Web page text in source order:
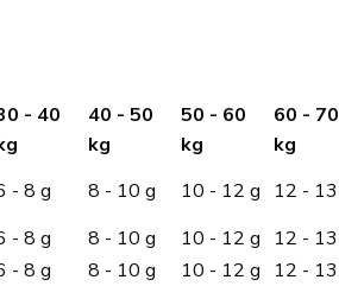
- 40
40 - 50
kg
50 - 60
kg
60 - 70
kg
- 8 g 8 - 10 g 10 - 12 g 12 -
- 8 g 8 - 10 g 10 - 12 g 12 -
- 8 g 8 - 10 g 10 - 12 g 12 -